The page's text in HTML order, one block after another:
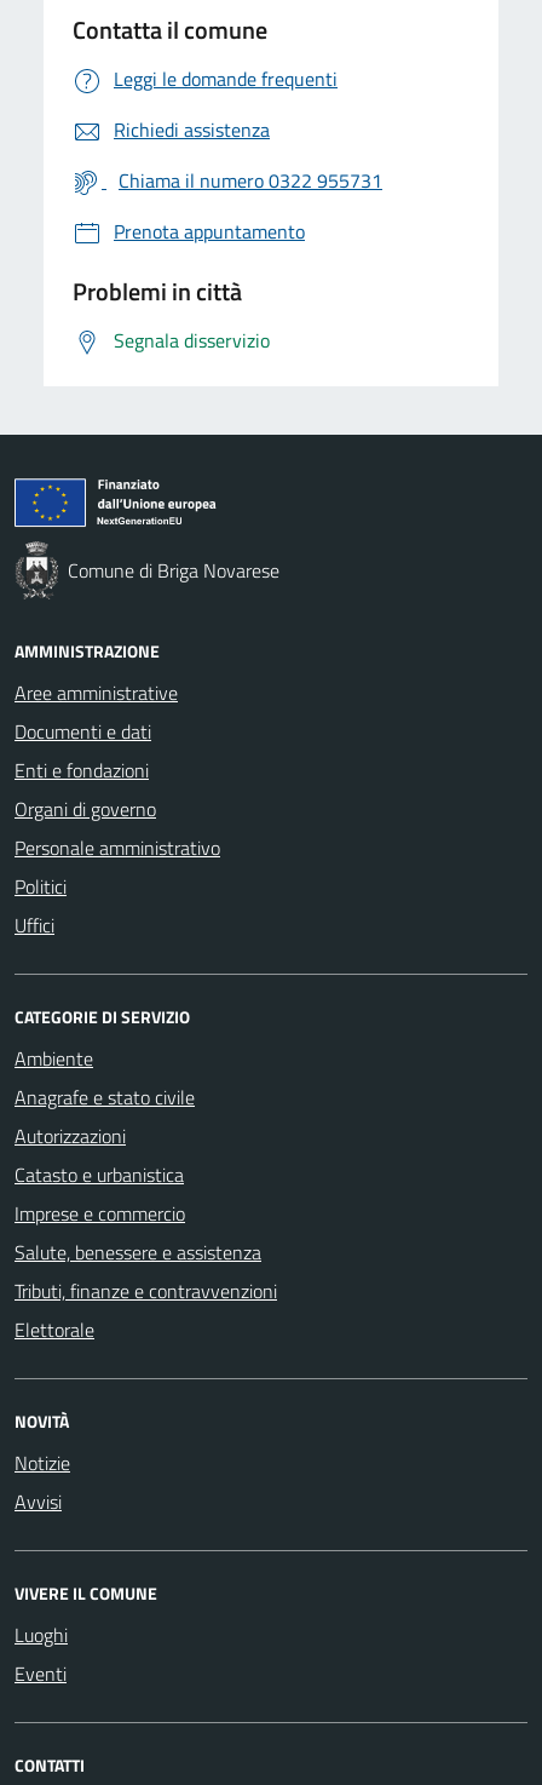
Contatta il comune
Leggi le domande frequenti
Richiedi assistenza
Chiama il numero 0322 955731
Prenota appuntamento
Problemi in città
Segnala disservizio
Comune di Briga Novarese
AMMINISTRAZIONE
Aree amministrative
Documenti e dati
Enti e fondazioni
Organi di governo
Personale amministrativo
Politici
Uffici
CATEGORIE DI SERVIZIO
Ambiente
Anagrafe e stato civile
Autorizzazioni
Catasto e urbanistica
Imprese e commercio
Salute, benessere e assistenza
Tributi, finanze e contravvenzioni
Elettorale
NOVITÀ
Notizie
Avvisi
VIVERE IL COMUNE
Luoghi
Eventi
CONTATTI